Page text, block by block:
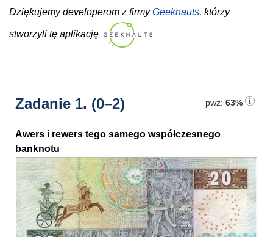
Dziękujemy developerom z firmyGeeknauts, którzy
stworzyli tę aplikację
pwz: 63%
Zadanie 1. (0–2)
Awers i rewers tego samego współczesnego
banknotu